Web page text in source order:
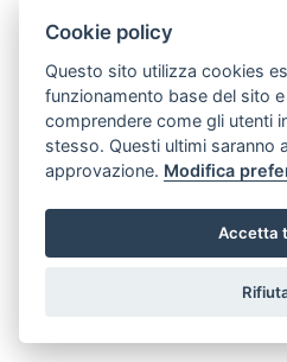
Cookie policy
Questo sito utilizza cookies
funzionamento base del sito
comprendere come gli utenti
stesso. Questi ultimi saranno
approvazione. Modifica
Accetta